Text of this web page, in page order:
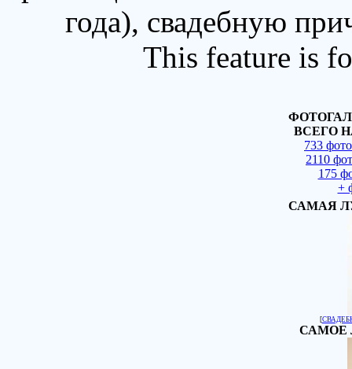
года), свадебную
This feature is
ВСЕГО
733
2110
175
+
САМАЯ
[
САМОЕ